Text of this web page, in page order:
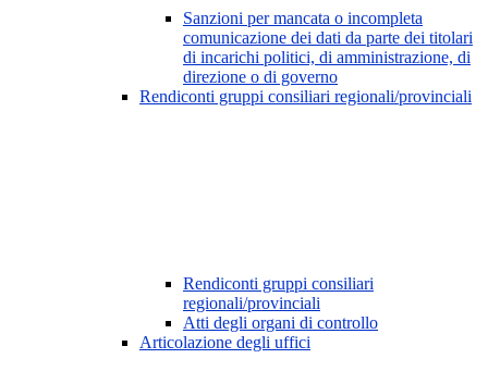
Sanzioni per mancata o incompleta
comunicazione dei dati da parte dei titolari
di incarichi politici, di amministrazione, di
direzione o di governo
Rendiconti gruppi consiliari regionali/provinciali
Rendiconti gruppi consiliari
regionali/provinciali
Atti degli organi di controllo
Articolazione degli uffici